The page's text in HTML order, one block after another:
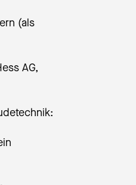
(als
AG,